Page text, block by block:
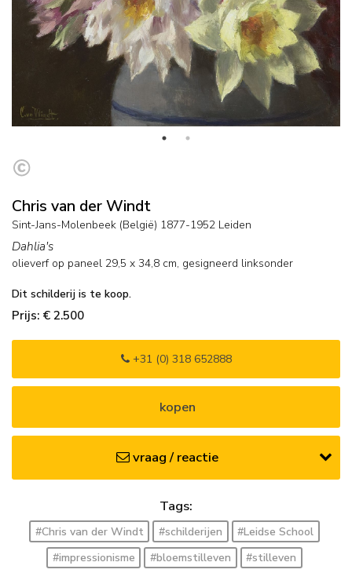
Chris van der Windt
Sint-Jans-Molenbeek (België) 1877-1952 Leiden
Dahlia's
olieverf op paneel 29,5 x 34,8 cm, gesigneerd linksonder
Dit schilderij is te koop.
Prijs: € 2.500
+31 (0) 318 652888
kopen
vraag / reactie
Tags:
#Chris van der Windt #schilderijen
#Leidse School
#impressionisme
#bloemstilleven #stilleven